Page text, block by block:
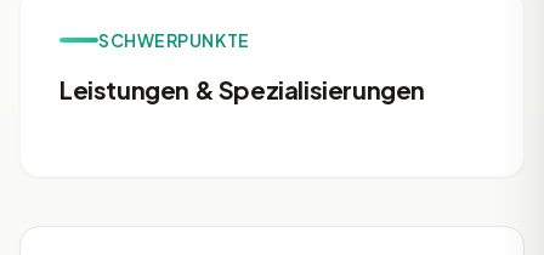
SCHWERPUNKTE
Leistungen & Spezialisierungen